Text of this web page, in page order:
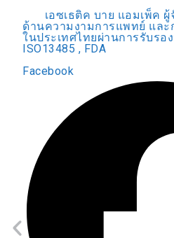
เอซเธติค บาย แอมเพ็ค
ด้านความงามการแพทย์ แล
ในประเทศไทยผ่านการรับรอ
ISO13485 , FDA
Facebook